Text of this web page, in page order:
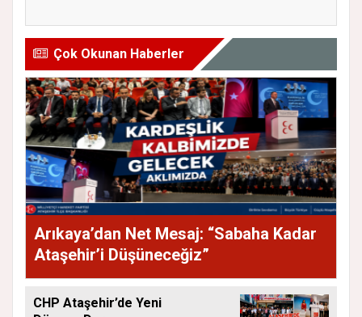
Çok Okunan Haberler
Arıkaya’dan Net Mesaj: “Sabaha Kadar
Ataşehir’i Düşüneceğiz”
CHP Ataşehir’de Yeni